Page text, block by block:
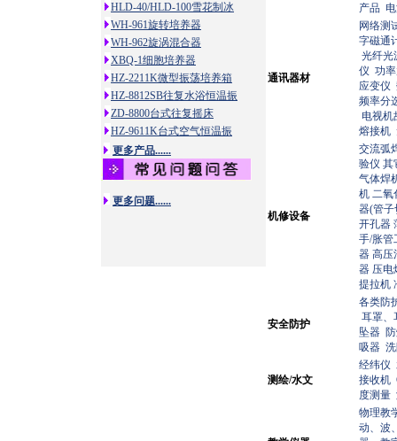
HLD-40/HLD-100雪花制冰
WH-961旋转培养器
WH-962旋涡混合器
XBQ-1细胞培养器
HZ-2211K微型振荡培养箱
HZ-8812SB往复水浴恒温振
ZD-8800台式往复摇床
HZ-9611K台式空气恒温振
更多产品......
更多问题......
产品
通讯器材
网络测
字磁通
光纤光
仪 功
应变仪
频率分
电视
熔接机
机修设备
交流弧
验仪 其
气体焊
机 二氧
器(管子
开孔器
手/胀管
器 高压
器 压电
提拉机
安全防护
各类防
耳罩
坠器
吸器
测绘/水文
经纬仪
接收机
度测量
物理教
动、波